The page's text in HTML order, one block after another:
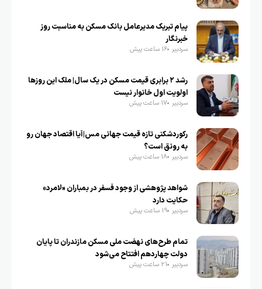
پیام تبریک مدیرعامل بانک مسکن به مناسبت روز
خبرنگار
سردبیر 16 ساعت پیش
رشد ۲ برابری قیمت مسکن در یک سال| ملک این روزها
اولویت اول خانوار نیست
سردبیر 17 ساعت پیش
رکوردشکنی تازه قیمت جهانی مس|آیا اقتصاد جهان رو
به رونق است؟
سردبیر 18 ساعت پیش
شواهد پژوهشی از وجود فسفر در بمباران «لامرد»
حکایت دارد
سردبیر 19 ساعت پیش
تمام طرح‌های نهضت ملی مسکن مازندران تا پایان
دولت چهاردهم افتتاح می‌شود
سردبیر 21 ساعت پیش